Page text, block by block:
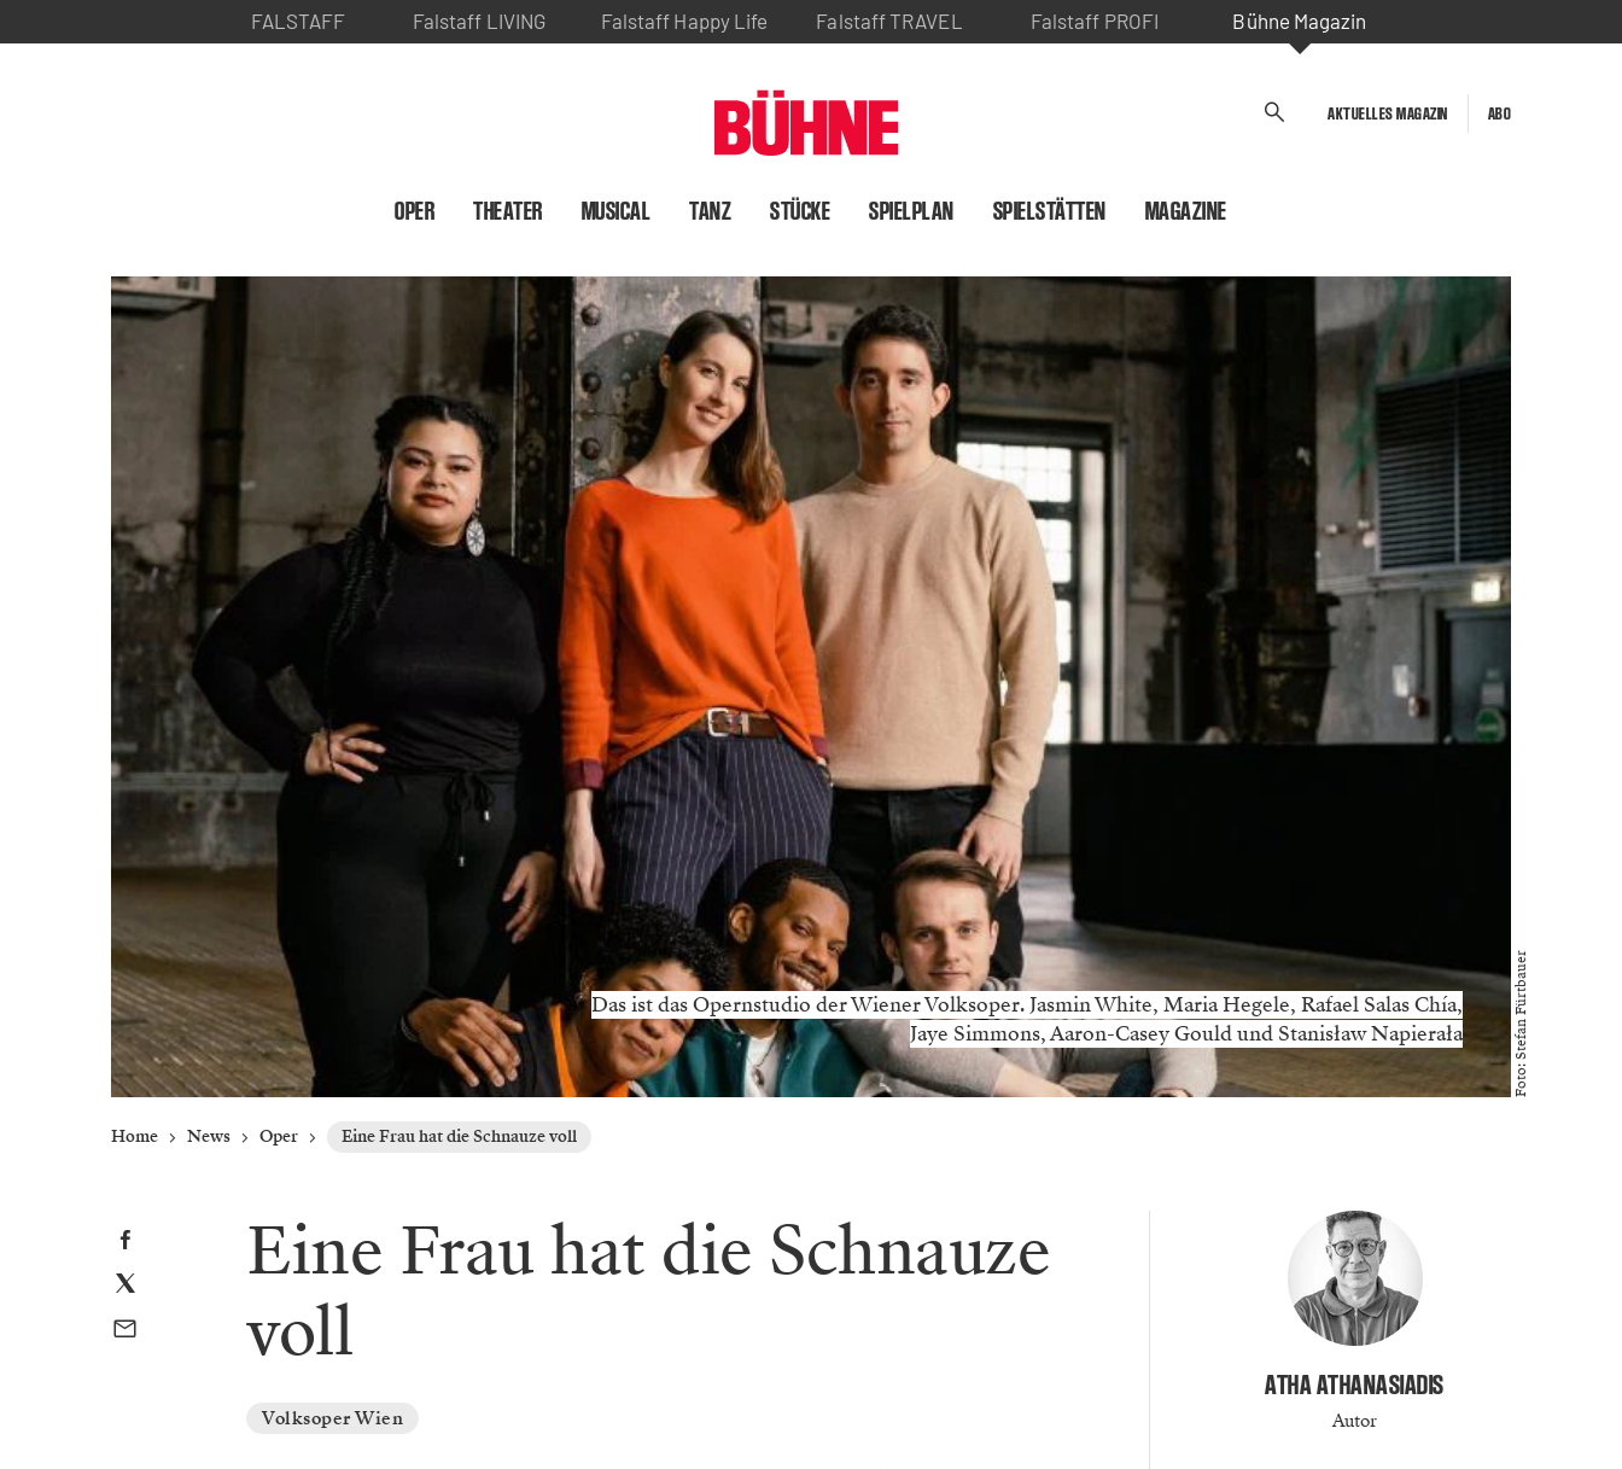
FALSTAFF Falstaff LIVING Falstaff Happy Life Falstaff TRAVEL Falstaff PROFI Bühne Magazin
AKTUELLES MAGAZIN ABO
OPER THEATER MUSICAL TANZ STÜCKE SPIELPLAN SPIELSTÄTTEN MAGAZINE
Das ist das Opernstudio der Wiener Volksoper. Jasmin White, Maria Hegele, Rafael Salas Chía,
Jaye Simmons, Aaron-Casey Gould und Stanisław Napierała
Foto: Stefan Fürtbauer
Home News Oper Eine Frau hat die Schnauze voll
Eine Frau hat die Schnauze
voll
Volksoper Wien
ATHA ATHANASIADIS
Autor